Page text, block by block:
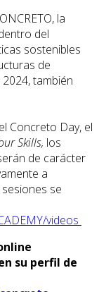
la
del
sostenibles
de
también
Concreto Day, el
Skills, los
de carácter
a
se
videos
su perfil de